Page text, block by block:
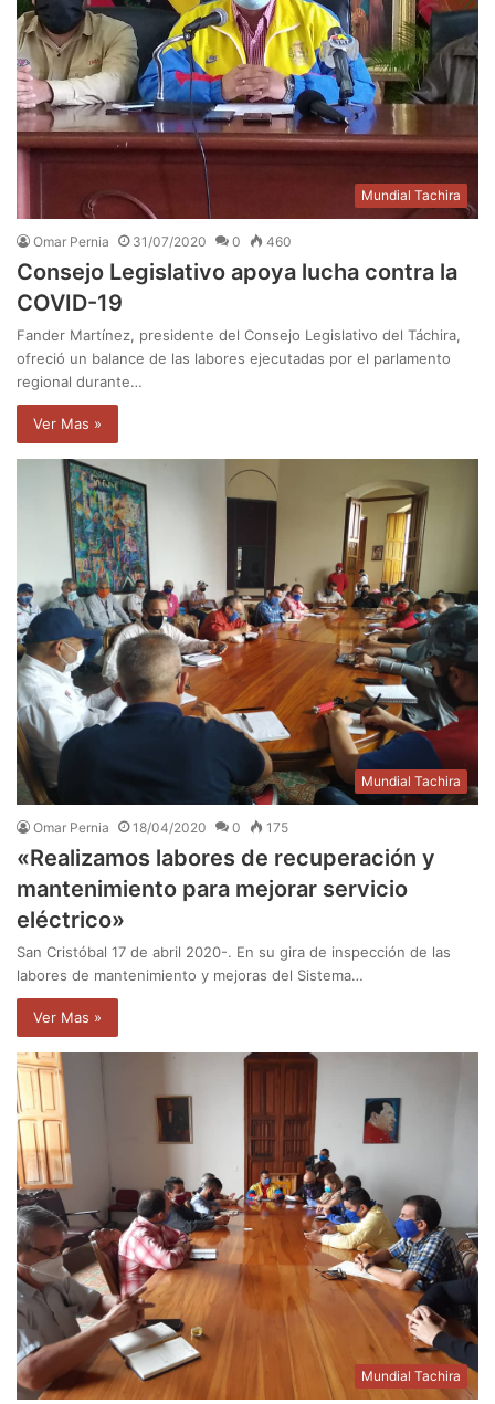
Mundial Tachira
Omar Pernia 31/07/2020 0 460
Consejo Legislativo apoya lucha contra la
COVID-19
Fander Martínez, presidente del Consejo Legislativo del Táchira,
ofreció un balance de las labores ejecutadas por el parlamento
regional durante…
Ver Mas »
Mundial Tachira
Omar Pernia 18/04/2020 0 175
«Realizamos labores de recuperación y
mantenimiento para mejorar servicio
eléctrico»
San Cristóbal 17 de abril 2020-. En su gira de inspección de las
labores de mantenimiento y mejoras del Sistema…
Ver Mas »
Mundial Tachira